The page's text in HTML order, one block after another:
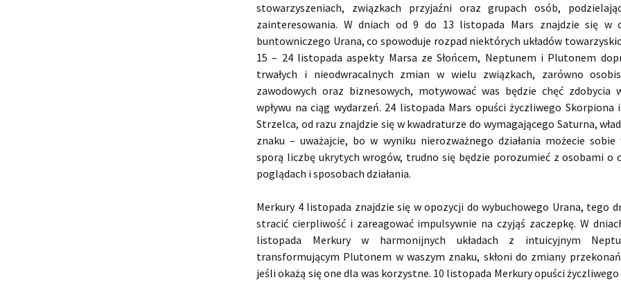
stowarzyszeniach, związkach przyjaźni oraz grupach osób,
zainteresowania. W dniach od 9 do 13 listopada Mars znajdzie się w
buntowniczego Urana, co spowoduje rozpad niektórych układów
15 – 24 listopada aspekty Marsa ze Słońcem, Neptunem i Plutonem
trwałych i nieodwracalnych zmian w wielu związkach, zarówno
zawodowych oraz biznesowych, motywować was będzie chęć zdobycia
wpływu na ciąg wydarzeń. 24 listopada Mars opuści życzliwego Skorpiona
Strzelca, od razu znajdzie się w kwadraturze do wymagającego Saturna,
znaku – uważajcie, bo w wyniku nierozważnego działania możecie sobie
sporą liczbę ukrytych wrogów, trudno się będzie porozumieć z osobami o
poglądach i sposobach działania.
Merkury 4 listopada znajdzie się w opozycji do wybuchowego Urana, tego
stracić cierpliwość i zareagować impulsywnie na czyjąś zaczepkę. W
listopada Merkury w harmonijnych układach z intuicyjnym
transformującym Plutonem w waszym znaku, skłoni do zmiany
jeśli okażą się one dla was korzystne. 10 listopada Merkury opuści